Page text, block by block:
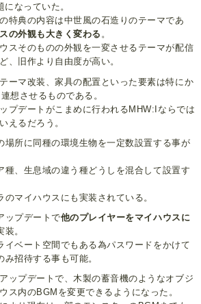
になっていた。
特典の内容は中世風の石造りのテーマであ
の外観も大きく変わる 。
スそのものの外観を一変させるテーマが配信
、旧作より自由度が高い。
ーマ改装、家具の配置といった要素は特にか
想させるものである。
プデートがこまめに行われるMHW:Iならでは
えるだろう。
場所に同種の環境生物を一定数設置する事が
種、生息域の違う種どうしを混合して設置す
のマイハウスにも実装されている。
ップデートで他のプレイヤーをマイハウスに
装。
イベート空間でもある為パスワードをかけて
招待する事も可能。
ップデートで、木製の蓄音機のようなオブジ
ス内のBGMを変更できるようになった。